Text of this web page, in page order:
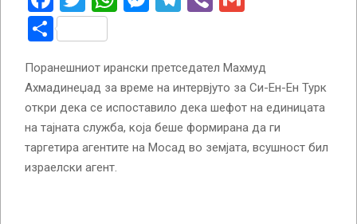
Share
Поранешниот ирански претседател Махмуд
Ахмадинеџад за време на интервјуто за Си-Ен-Ен Турк
откри дека се испоставило дека шефот на единицата
на тајната служба, која беше формирана да ги
таргетира агентите на Мосад во земјата, всушност бил
израелски агент.